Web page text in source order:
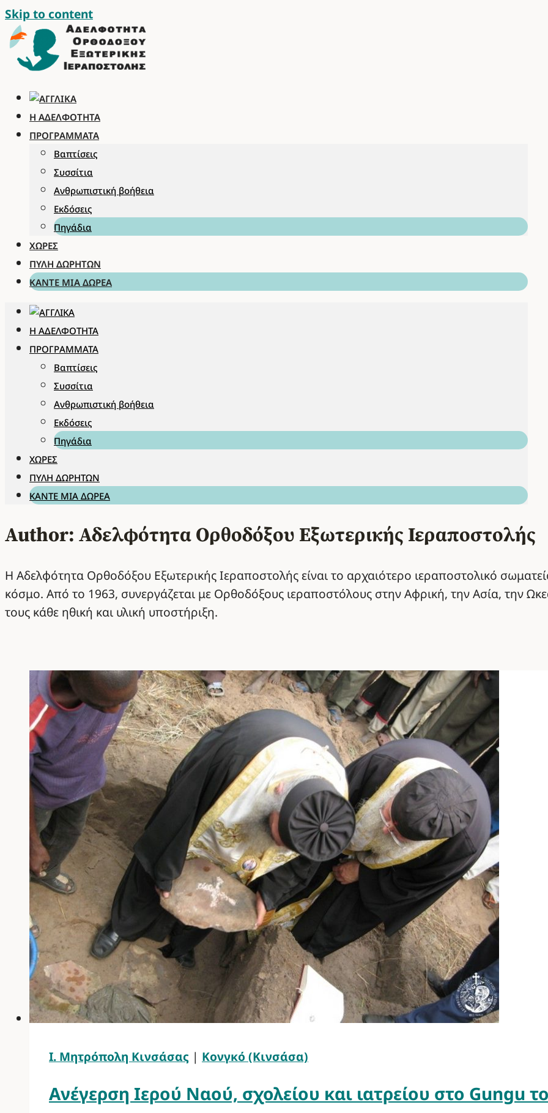
Skip to content
Η ΑΔΕΛΦΌΤΗΤΑ
ΠΡΟΓΡΆΜΜΑΤΑ
Βαπτίσεις
Συσσίτια
Ανθρωπιστική βοήθεια
Εκδόσεις
Πηγάδια
ΧΏΡΕΣ
ΠΎΛΗ ΔΩΡΗΤΏΝ
ΚΆΝΤΕ ΜΊΑ ΔΩΡΕΆ
Η ΑΔΕΛΦΌΤΗΤΑ
ΠΡΟΓΡΆΜΜΑΤΑ
Βαπτίσεις
Συσσίτια
Ανθρωπιστική βοήθεια
Εκδόσεις
Πηγάδια
ΧΏΡΕΣ
ΠΎΛΗ ΔΩΡΗΤΏΝ
ΚΆΝΤΕ ΜΊΑ ΔΩΡΕΆ
Author: Αδελφότητα Ορθοδόξου Εξωτερικής Ιεραποστολής
Η Αδελφότητα Ορθοδόξου Εξωτερικής Ιεραποστολής είναι το αρχαιότερο ιεραποστολικό
κόσμο. Από το 1963, συνεργάζεται με Ορθοδόξους ιεραποστόλους στην Αφρική, την Ασία, την
τους κάθε ηθική και υλική υποστήριξη.
Ι. Μητρόπολη Κινσάσας | Κονγκό (Κινσάσα)
Ανέγερση Ιερού Ναού, σχολείου και ιατρείου στο Gungu